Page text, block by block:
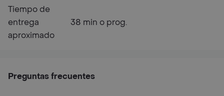
Tiempo de
entrega
aproximado
38 min o prog.
Preguntas frecuentes